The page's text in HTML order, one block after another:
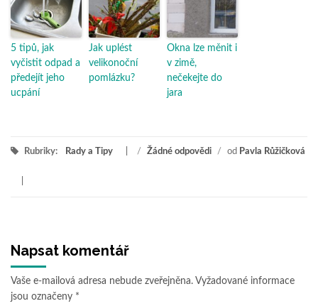
5 tipů, jak
vyčistit odpad a
předejít jeho
ucpání
Jak uplést
velikonoční
pomlázku?
Okna lze měnit i
v zimě,
nečekejte do
jara
Rubriky: Rady a Tipy / Žádné odpovědi / od Pavla Růžičková
Napsat komentář
Vaše e-mailová adresa nebude zveřejněna. Vyžadované informace
jsou označeny *